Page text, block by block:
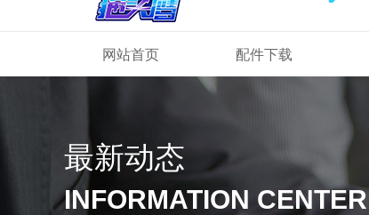
网站首页 配件下载
最新动态
INFORMATION CENTER